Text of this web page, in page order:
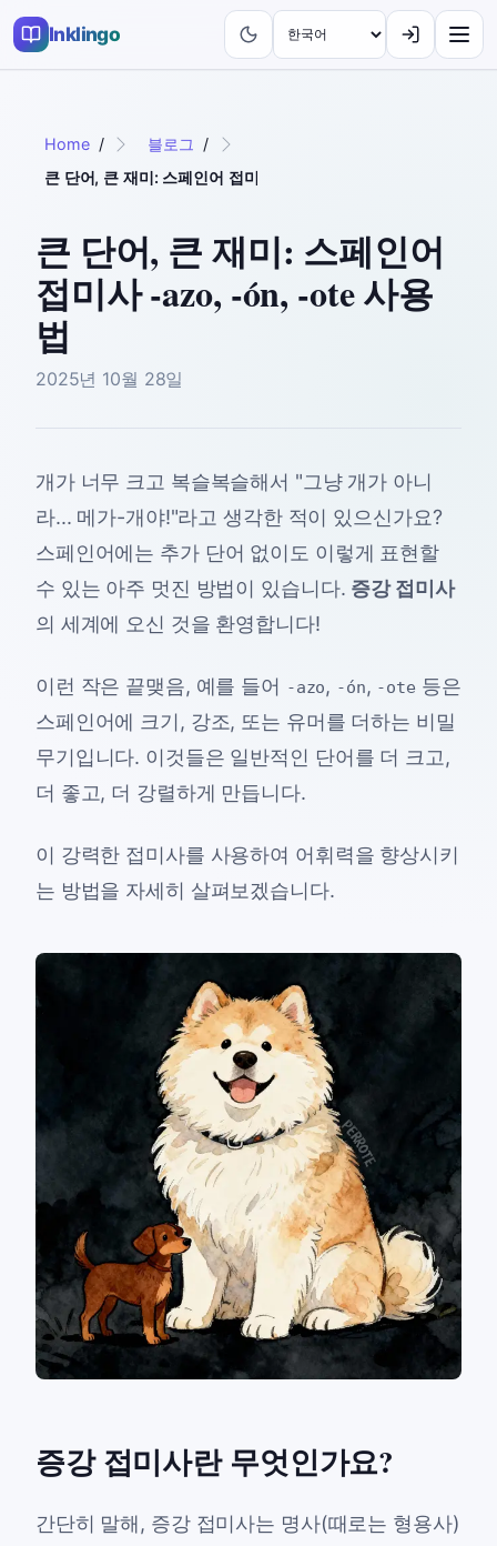
Inklingo
Home / 블로그
/
큰 단어, 큰 재미: 스페인어 접미사 -azo, -ón, -ote 사용법
큰 단어, 큰 재미: 스페인어
접미사 -azo, -ón, -ote 사용
법
2025년 10월 28일
개가 너무 크고 복슬복슬해서 "그냥 개가 아니
라... 메가-개야!"라고 생각한 적이 있으신가요?
스페인어에는 추가 단어 없이도 이렇게 표현할
수 있는 아주 멋진 방법이 있습니다. 증강 접미사
의 세계에 오신 것을 환영합니다!
이런 작은 끝맺음, 예를 들어 -azo, -ón, -ote 등은
스페인어에 크기, 강조, 또는 유머를 더하는 비밀
무기입니다. 이것들은 일반적인 단어를 더 크고,
더 좋고, 더 강렬하게 만듭니다.
이 강력한 접미사를 사용하여 어휘력을 향상시키
는 방법을 자세히 살펴보겠습니다.
증강 접미사란 무엇인가요?
간단히 말해, 증강 접미사는 명사(때로는 형용사)